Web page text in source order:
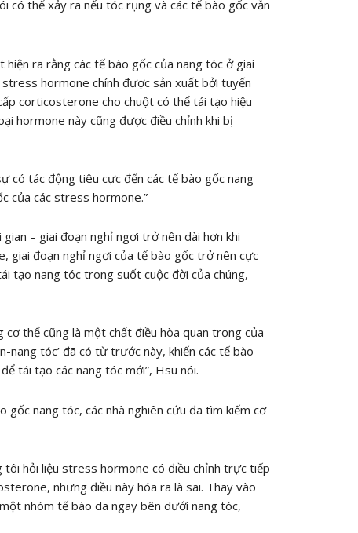
có thể xảy ra nếu tóc rụng và các tế bào gốc vẫn
ra rằng các tế bào gốc của nang tóc ở giai
hormone chính được sản xuất bởi tuyến
corticosterone cho chuột có thể tái tạo hiệu
hormone này cũng được điều chỉnh khi bị
có tác động tiêu cực đến các tế bào gốc nang
của các stress hormone.”
– giai đoạn nghỉ ngơi trở nên dài hơn khi
giai đoạn nghỉ ngơi của tế bào gốc trở nên cực
tạo nang tóc trong suốt cuộc đời của chúng,
thể cũng là một chất điều hòa quan trọng của
nang tóc’ đã có từ trước này, khiến các tế bào
tái tạo các nang tóc mới”, Hsu nói.
nang tóc, các nhà nghiên cứu đã tìm kiếm cơ
tôi hỏi liệu stress hormone có điều chỉnh trực tiếp
nhưng điều này hóa ra là sai. Thay vào
nhóm tế bào da ngay bên dưới nang tóc,